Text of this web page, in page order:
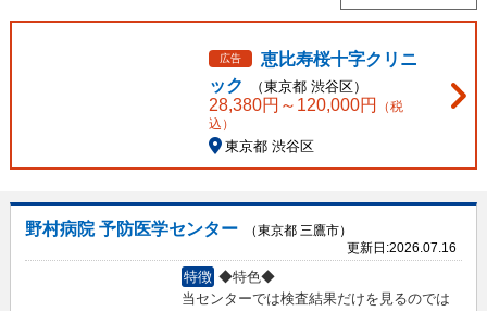
広告
恵比寿桜十字クリニ
ック
（東京都 渋谷区）
28,380円～ 120,000円
（税
込）
東京都 渋谷区
野村病院 予防医学センター
（東京都 三鷹市）
更新日:2026.07.16
特徴 ◆特色◆
当センターでは検査結果だけを見るのでは